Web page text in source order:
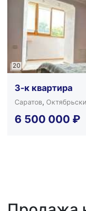
20
3-к квартира
Саратов,
6 500 000 ₽